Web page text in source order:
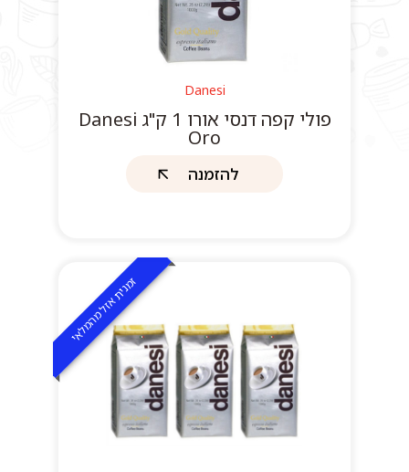
Danesi
פולי קפה דנסי אורו 1 ק"ג Danesi
Oro
להזמנה
זמנית אזל מהמלאי